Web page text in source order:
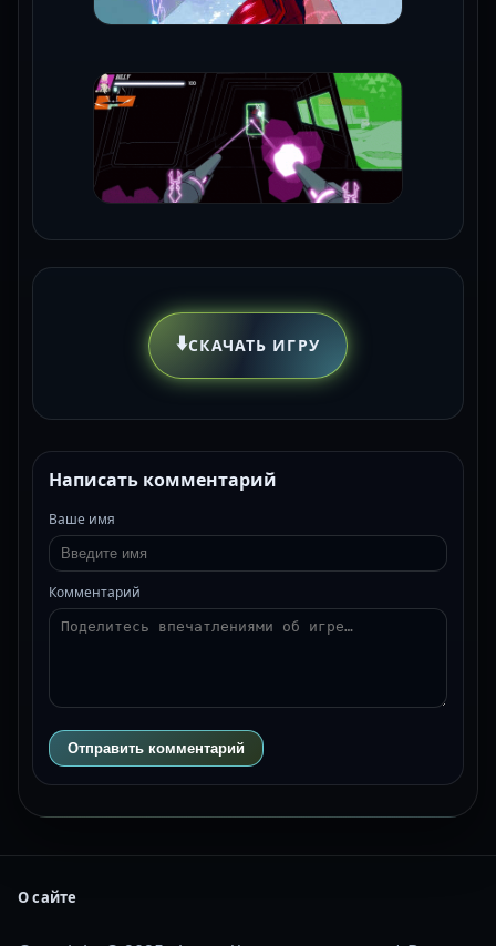
⬇️СКАЧАТЬ ИГРУ
Написать комментарий
Ваше имя
Комментарий
Отправить комментарий
О сайте